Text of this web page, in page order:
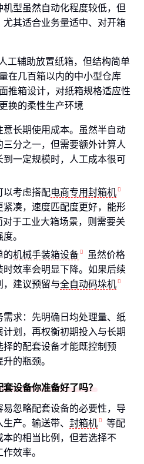
型虽然自动化程度较低，但
其适合业务量适中、对开箱
工辅助放置纸箱，但结构简单
在几百箱以内的中小型仓库
推箱设计，对纸箱规格适应性
换的柔性生产环境
长期使用成本。虽然半自动
分之一，但需要额外计算人
一定规模时，人工成本很可
以考虑搭配电商专用封箱机
凑，速度匹配度更好，能形
对于工业大箱场景，则需要关
。
的机械手装箱设备
虽然价格
效率会明显下降。如果后续
，建议预留与全自动码垛机
求：先明确日均处理量、纸
划，再权衡初期投入与长期
的配套设备才能既控制预
的瓶颈。
设备你准备好了吗？
忽略配套设备的必要性，导
产。输送带、 封箱机
等配
的相当比例，但若选择不
效率。